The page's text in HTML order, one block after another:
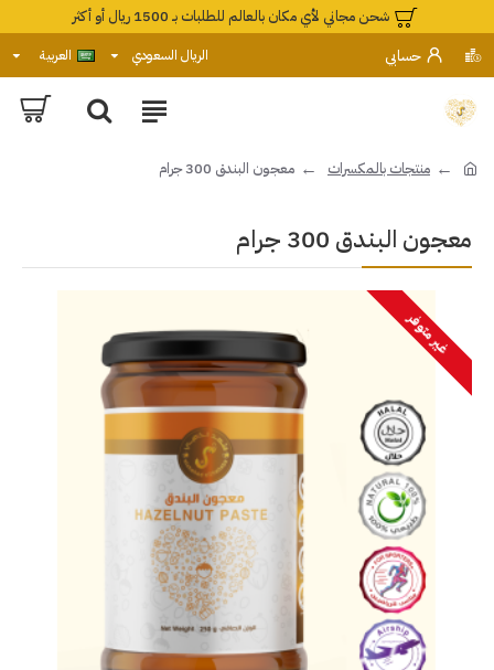
شحن مجاني لأي مكان بالعالم للطلبات بـ 1500 ريال أو أكثر
حسابي
الريال السعودي العربية
منتجات بالمكسرات معجون البندق 300 جرام
معجون البندق 300 جرام
غير متوفر